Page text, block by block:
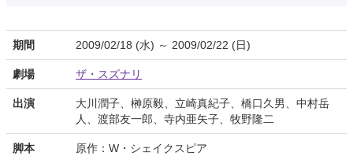
期間 2009/02/18 (水) ～ 2009/02/22 (日)
劇場 ザ・スズナリ
出演
大川潤子、榊原毅、立崎真紀子、橋口久男、中村岳
人、渡部友一郎、寺内亜矢子、牧野隆二
脚本 原作：W・シェイクスピア